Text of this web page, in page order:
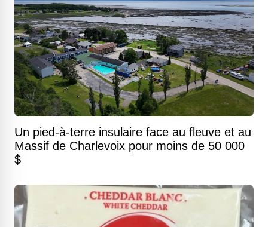
Un pied-à-terre insulaire face au fleuve et au
Massif de Charlevoix pour moins de 50 000
$